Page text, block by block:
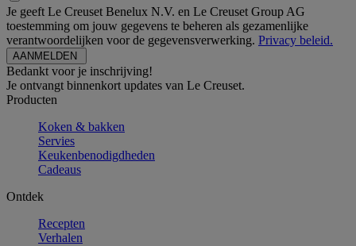
Je geeft Le Creuset Benelux N.V. en Le Creuset Group AG
toestemming om jouw gegevens te beheren als gezamenlijke
verantwoordelijken voor de gegevensverwerking. Privacy beleid.
Bedankt voor je inschrijving!
Je ontvangt binnenkort updates van Le Creuset.
Producten
Koken & bakken
Servies
Keukenbenodigdheden
Cadeaus
Ontdek
Recepten
Verhalen